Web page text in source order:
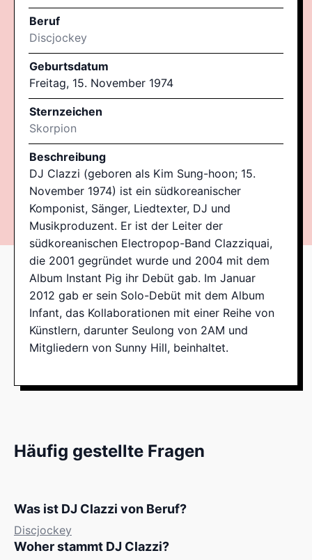
Beruf
Discjockey
Geburtsdatum
Freitag, 15. November 1974
Sternzeichen
Skorpion
Beschreibung
DJ Clazzi (geboren als Kim Sung-hoon; 15.
November 1974) ist ein südkoreanischer
Komponist, Sänger, Liedtexter, DJ und
Musikproduzent. Er ist der Leiter der
südkoreanischen Electropop-Band Clazziquai,
die 2001 gegründet wurde und 2004 mit dem
Album Instant Pig ihr Debüt gab. Im Januar
2012 gab er sein Solo-Debüt mit dem Album
Infant, das Kollaborationen mit einer Reihe von
Künstlern, darunter Seulong von 2AM und
Mitgliedern von Sunny Hill, beinhaltet.
Häufig gestellte Fragen
Was ist DJ Clazzi von Beruf?
Discjockey
Woher stammt DJ Clazzi?